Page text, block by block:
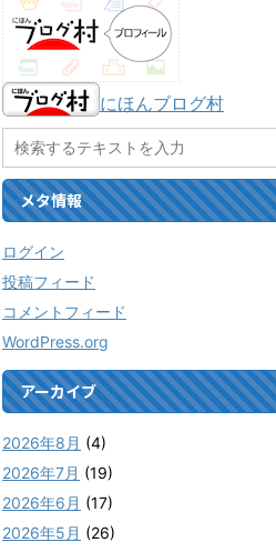
にほんブログ村
メタ情報
ログイン
投稿フィード
コメントフィード
WordPress.org
アーカイブ
2026年8月 (4)
2026年7月 (19)
2026年6月 (17)
2026年5月 (26)